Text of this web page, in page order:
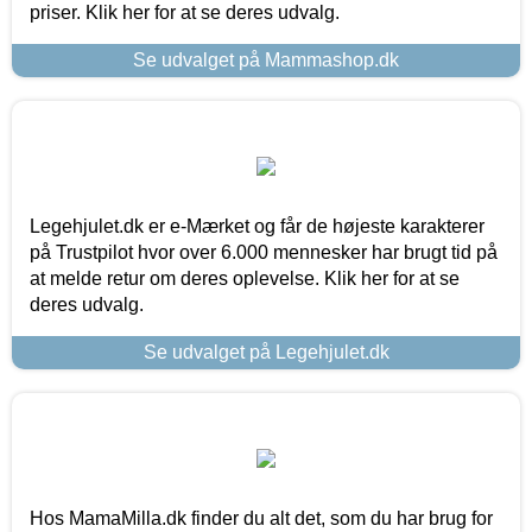
priser. Klik her for at se deres udvalg.
Se udvalget på Mammashop.dk
Legehjulet.dk er e-Mærket og får de højeste karakterer
på Trustpilot hvor over 6.000 mennesker har brugt tid på
at melde retur om deres oplevelse. Klik her for at se
deres udvalg.
Se udvalget på Legehjulet.dk
Hos MamaMilla.dk finder du alt det, som du har brug for